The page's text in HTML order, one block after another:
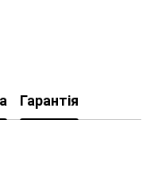
Гарантія